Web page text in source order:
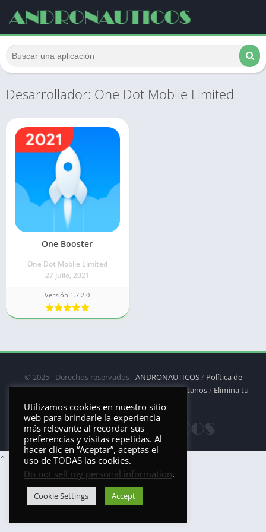
Desarrollador: One Dot Moblie Limited
One Booster
One Dot Moblie Limited
27 julio, 2021
Versión 1.7.2.0
© 2025 - Derechos reservados -ANDRONAUTICOS/ Política de
privacidad/Política de Cookies/DMCA/Contáctanos/ Elimina tu
aplicación
Utilizamos cookies en nuestro sitio
web para brindarle la experiencia
más relevante al recordar sus
preferencias y visitas repetidas. Al
hacer clic en “Aceptar”, aceptas el
uso de TODAS las cookies.
Do not sell my personal information.
Cookie Settings Accept